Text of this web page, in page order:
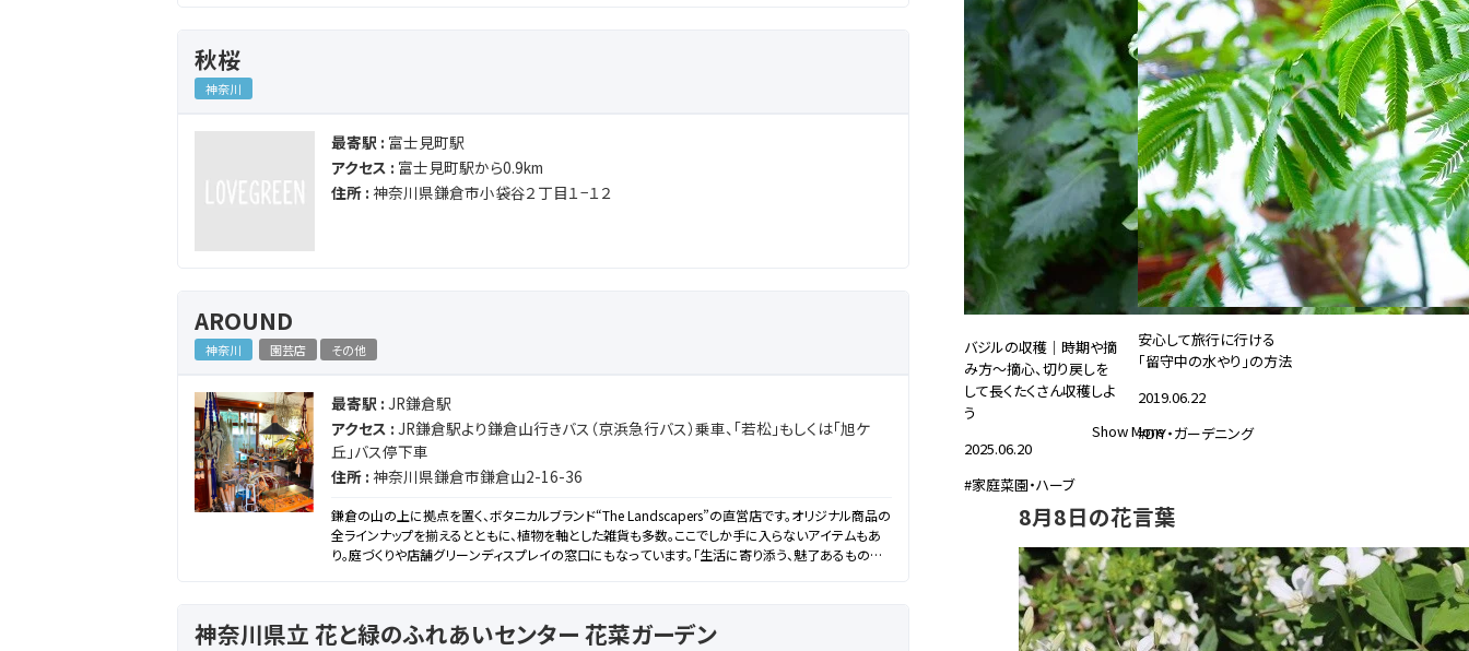
秋桜
神奈川
最寄駅 : 富士見町駅
アクセス : 富士見町駅から0.9km
住所 : 神奈川県鎌倉市小袋谷２丁目１−１２
AROUND
神奈川 園芸店 その他
最寄駅 : JR鎌倉駅
アクセス : JR鎌倉駅より鎌倉山行きバス（京浜急行バス）乗車、「若松」もしくは「旭ケ
丘」バス停下車
住所 : 神奈川県鎌倉市鎌倉山2-16-36
鎌倉の山の上に拠点を置く、ボタニカルブランド“The Landscapers”の直営店です。オリジナル商品の
全ラインナップを揃えるとともに、植物を軸とした雑貨も多数。ここでしか手に入らないアイテムもあ
り。庭づくりや店舗グリーンディスプレイの窓口にもなっています。「生活に寄り添う、魅了あるもの
神奈川県立 花と緑のふれあいセンター 花菜ガーデン
バジルの収穫｜時期や摘
み方～摘心、切り戻しを
して長くたくさん収穫しよ
う
2025.06.20
#家庭菜園・ハーブ
安心して旅行に行ける
「留守中の水やり」の方法
2019.06.22
#DIY・ガーデニング
Show More
8月8日の花言葉